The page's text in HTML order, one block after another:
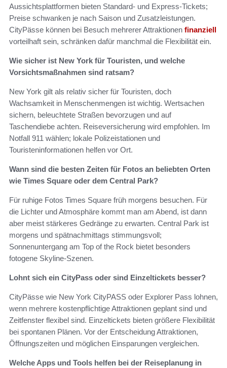
Aussichtsplattformen bieten Standard‑ und Express‑Tickets;
Preise schwanken je nach Saison und Zusatzleistungen.
CityPässe können bei Besuch mehrerer Attraktionen finanziell
vorteilhaft sein, schränken dafür manchmal die Flexibilität ein.
Wie sicher ist New York für Touristen, und welche
Vorsichtsmaßnahmen sind ratsam?
New York gilt als relativ sicher für Touristen, doch
Wachsamkeit in Menschenmengen ist wichtig. Wertsachen
sichern, beleuchtete Straßen bevorzugen und auf
Taschendiebe achten. Reiseversicherung wird empfohlen. Im
Notfall 911 wählen; lokale Polizeistationen und
Touristeninformationen helfen vor Ort.
Wann sind die besten Zeiten für Fotos an beliebten Orten
wie Times Square oder dem Central Park?
Für ruhige Fotos Times Square früh morgens besuchen. Für
die Lichter und Atmosphäre kommt man am Abend, ist dann
aber meist stärkeres Gedränge zu erwarten. Central Park ist
morgens und spätnachmittags stimmungsvoll;
Sonnenuntergang am Top of the Rock bietet besonders
fotogene Skyline‑Szenen.
Lohnt sich ein CityPass oder sind Einzeltickets besser?
CityPässe wie New York CityPASS oder Explorer Pass lohnen,
wenn mehrere kostenpflichtige Attraktionen geplant sind und
Zeitfenster flexibel sind. Einzeltickets bieten größere Flexibilität
bei spontanen Plänen. Vor der Entscheidung Attraktionen,
Öffnungszeiten und möglichen Einsparungen vergleichen.
Welche Apps und Tools helfen bei der Reiseplanung in